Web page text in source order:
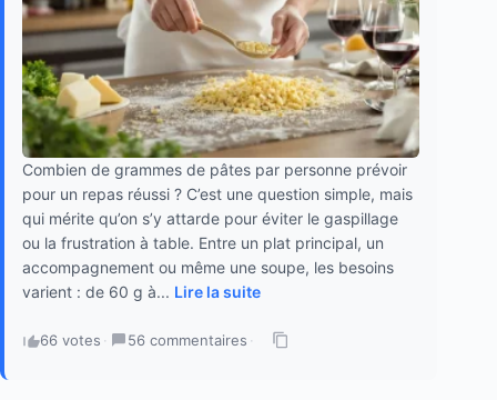
Combien de grammes de pâtes par personne prévoir
pour un repas réussi ? C’est une question simple, mais
qui mérite qu’on s’y attarde pour éviter le gaspillage
ou la frustration à table. Entre un plat principal, un
accompagnement ou même une soupe, les besoins
varient : de 60 g à... Lire la suite
66 votes · 56 commentaires ·